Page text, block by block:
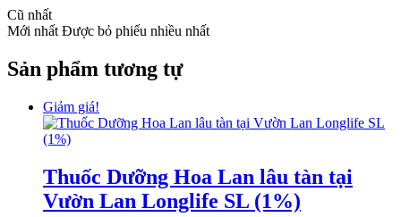
Cũ nhất
Mới nhất Được bỏ phiếu nhiều nhất
Sản phẩm tương tự
Giảm giá!
Thuốc Dưỡng Hoa Lan lâu tàn tại
Vườn Lan Longlife SL (1%)